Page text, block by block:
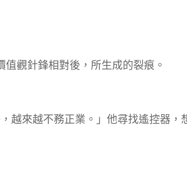
觀針鋒相對後，所生成的裂痕。
越來越不務正業。」他尋找遙控器，